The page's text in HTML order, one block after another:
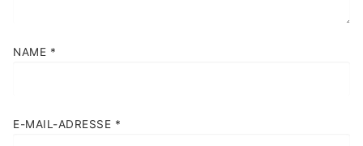
NAME *
E-MAIL-ADRESSE *